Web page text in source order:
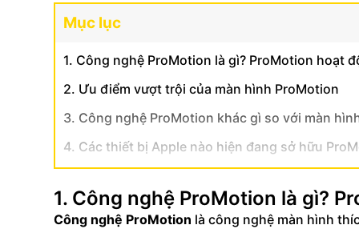
Mục lục
1. Công nghệ ProMotion là gì? ProMotion hoạt
2. Ưu điểm vượt trội của màn hình ProMotion
3. Công nghệ ProMotion khác gì so với màn
4. Các thiết bị Apple nào hiện đang sở hữu
1. Công nghệ ProMotion là gì?
Công nghệ ProMotion là công nghệ màn hình